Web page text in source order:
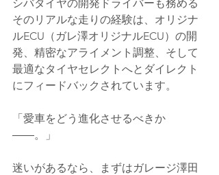
シバタイヤの開発ドライバーも務める
そのリアルな走りの経験は、オリジナ
ルECU（ガレ澤オリジナルECU）の開
発、精密なアライメント調整、そして
最適なタイヤセレクトへとダイレクト
にフィードバックされています。
「愛車をどう進化させるべきか
――。」
迷いがあるなら、まずはガレージ澤田